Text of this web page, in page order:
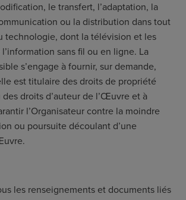
le transfert, l’adaptation, la
ou la distribution dans tout
technologie, dont la télévision et les
sans fil ou en ligne. La
s’engage à fournir, sur demande,
est titulaire des droits de propriété
droits d’auteur de l’Œuvre et à
l’Organisateur contre la moindre
ou poursuite découlant d’une
les renseignements et documents liés